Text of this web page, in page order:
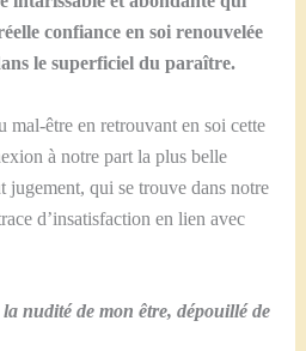
confiance en soi renouvelée
le superficiel du paraître.
mal-être en retrouvant en soi cette
à notre part la plus belle
jugement, qui se trouve dans notre
d’insatisfaction en lien avec
nudité de mon être, dépouillé de